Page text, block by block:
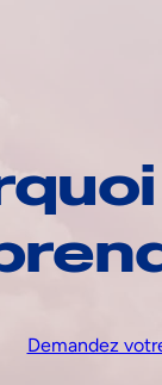
Demandez